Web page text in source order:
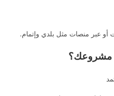
أو عبر منصات مثل بلدي وإتمام.
مشروعك؟